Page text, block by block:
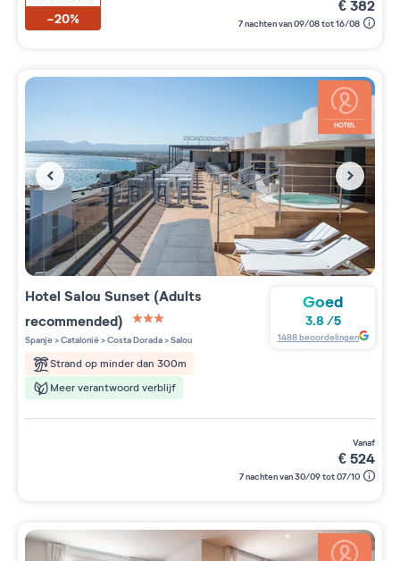
-20%
€382
7 nachten van 09/08 tot 16/08
Hotel Salou Sunset (Adults
recommended)
3 étoiles sur 5
Spanje>Catalonië>Costa Dorada>Salou
Strand op minder dan 300m
Meer verantwoord verblijf
Goed
3.8 /5
1488beoordelingen
vanaf
€524
7 nachten van 30/09 tot 07/10